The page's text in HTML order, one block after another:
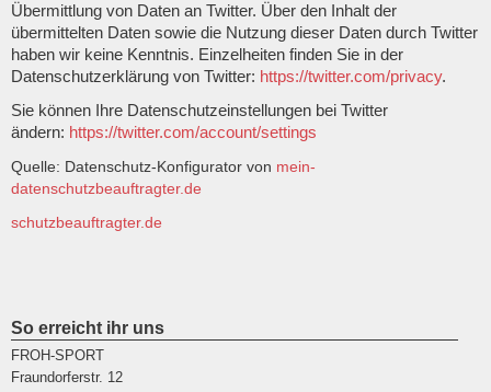
Übermittlung von Daten an Twitter. Über den Inhalt der
übermittelten Daten sowie die Nutzung dieser Daten durch Twitter
haben wir keine Kenntnis. Einzelheiten finden Sie in der
Datenschutzerklärung von Twitter: https://twitter.com/privacy.
Sie können Ihre Datenschutzeinstellungen bei Twitter
ändern: https://twitter.com/account/settings
Quelle: Datenschutz-Konfigurator von mein-
datenschutzbeauftragter.de
schutzbeauftragter.de
So erreicht ihr uns
FROH-SPORT
Fraundorferstr. 12